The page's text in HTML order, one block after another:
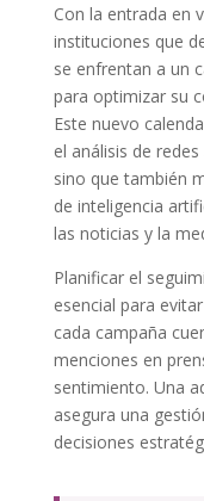
Con la entrada en
instituciones que
se enfrentan a un
para optimizar su
Este nuevo
el análisis de
sino que también
de inteligencia
las noticias y la
Planificar el
esencial para
cada campaña
menciones en
sentimiento. Una
asegura una
decisiones